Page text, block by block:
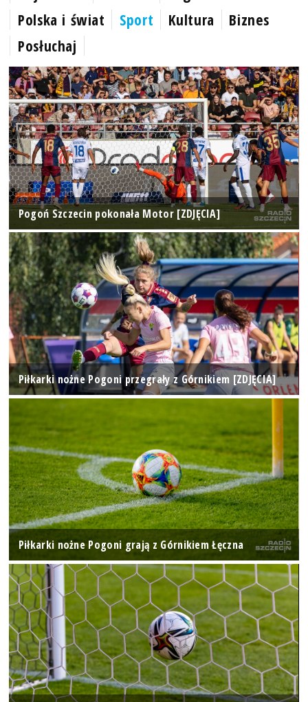
Polska i świat
Sport Kultura
Biznes
Posłuchaj
Pogoń Szczecin pokonała Motor [ZDJĘCIA]
Piłkarki nożne Pogoni przegrały z Górnikiem [ZDJĘCIA]
Piłkarki nożne Pogoni grają z Górnikiem Łęczna